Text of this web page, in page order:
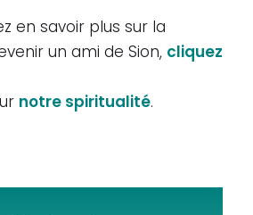
en savoir plus sur la
un ami de Sion, cliquez
notre spiritualité.